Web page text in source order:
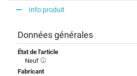
Info produit
Données générales
État de l'article
Neuf
Fabricant